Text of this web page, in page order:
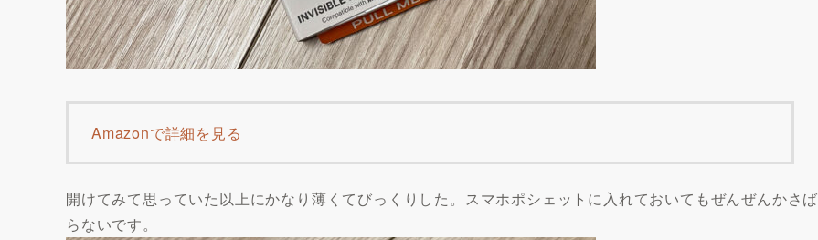
Amazonで詳細を見る
開けてみて思っていた以上にかなり薄くてびっくりした。スマホポシェットに入れておいてもぜんぜんかさば
らないです。